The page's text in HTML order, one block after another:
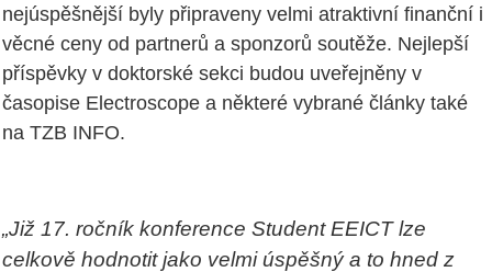
nejúspěšnější byly připraveny velmi atraktivní finanční i
věcné ceny od partnerů a sponzorů soutěže. Nejlepší
příspěvky v doktorské sekci budou uveřejněny v
časopise Electroscope a některé vybrané články také
na TZB INFO.
„Již 17. ročník konference Student EEICT lze
celkově hodnotit jako velmi úspěšný a to hned z